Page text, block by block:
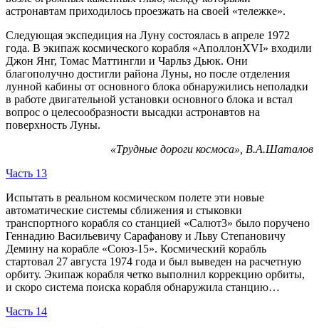
астронавтам приходилось проезжать на своей «тележке».
Следующая экспедиция на Луну состоялась в апреле 1972
года. В экипаж космического корабля «АполлонXVI» входили
Джон Янг, Томас Маттингли и Чарльз Дьюк. Они
благополучно достигли района Луны, но после отделения
лунной кабины от основного блока обнаружились неполадки
в работе двигательной установки основного блока и встал
вопрос о целесообразности высадки астронавтов на
поверхность Луны.
«Трудные дороги космоса», В.А.Шаталов
Часть 13
Испытать в реальном космическом полете эти новые
автоматические системы сближения и стыковки
транспортного корабля со станцией «Салют3» было поручено
Геннадию Васильевичу Сарафанову и Льву Степановичу
Демину на корабле «Союз-15». Космический корабль
стартовал 27 августа 1974 года и был выведен на расчетную
орбиту. Экипаж корабля четко выполнил коррекцию орбиты,
и скоро система поиска корабля обнаружила станцию…
Часть 14